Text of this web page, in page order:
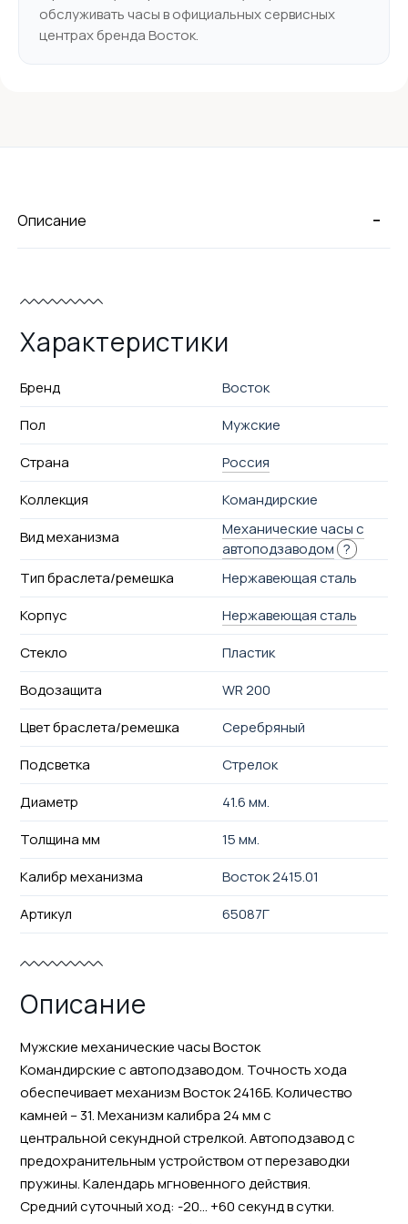
обслуживать часы в официальных сервисных
центрах бренда Восток.
-
Описание
Характеристики
Бренд
Восток
Пол
Мужские
Страна
Россия
Коллекция
Командирские
Вид механизма
Механические часы с
автоподзаводом ?
Тип браслета/ремешка
Нержавеющая сталь
Корпус
Нержавеющая сталь
Стекло
Пластик
Водозащита
WR 200
Цвет браслета/ремешка
Серебряный
Подсветка
Стрелок
Диаметр
41.6 мм.
Толщина мм
15 мм.
Калибр механизма
Восток 2415.01
Артикул
65087Г
Описание
Мужские механические часы Восток
Командирские с автоподзаводом. Точность хода
обеспечивает механизм Восток 2416Б. Количество
камней – 31. Механизм калибра 24 мм с
центральной секундной стрелкой. Автоподзавод с
предохранительным устройством от перезаводки
пружины. Календарь мгновенного действия.
Средний суточный ход: -20… +60 секунд в сутки.